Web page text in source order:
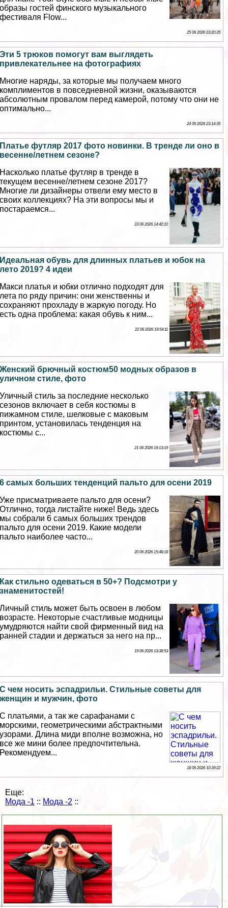
образы гостей финского музыкального
фестиваля Flow...
25 06 2026 23:20:35
Эти 5 трюков помогут вам выглядеть
привлекательнее на фотографиях
Многие наряды, за которые мы получаем много
комплиментов в повседневной жизни, оказываются
абсолютным провалом перед камерой, потому что они не
оптимально...
24 06 2026 23:14:35
Платье футляр 2017 фото новинки. В тренде ли оно в
весенне/летнем сезоне?
Насколько платье футляр в тренде в
текущем весенне/летнем сезоне 2017?
Многие ли дизайнеры отвели ему место в
своих коллекциях? На эти вопросы мы и
постараемся...
23 06 2026 14:42:10
Идеальная обувь для длинных платьев и юбок на
лето 2019? 4 идеи
Макси платья и юбки отлично подходят для
лета по ряду причин: они женственны и
сохраняют прохладу в жаркую погоду. Но
есть одна проблема: какая обувь к ним...
22 06 2026 19:54:11
Женский брючный костюм50 модных образов в
уличном стиле, фото
Уличный стиль за последние несколько
сезонов включает в себя костюмы в
пижамном стиле, шелковые с маковым
принтом, установилась тенденция на
костюмы с...
21 06 2026 19:13:19
6 самых больших тенденций пальто для осени 2019
Уже присматриваете пальто для осени?
Отлично, тогда листайте ниже! Ведь здесь
мы собрали 6 самых больших трендов
пальто для осени 2019. Какие модели
пальто наиболее часто...
20 06 2026 15:48:18
Как стильно одеваться в 50+? Подсмотри у
знаменитостей!
Личный стиль может быть освоен в любом
возрасте. Некоторые счастливые модницы
умудряются найти свой фирменный вид на
ранней стадии и держаться за него на пр...
19 06 2026 13:38:53
С чем носить эспадрильи. Стильные советы для
женщин и мужчин, фото
С платьями, а так же сарафанами с
морскими, геометрическими абстpaктными
узорами. Длина миди вполне возможна, но
все же мини более предпочтительна.
Рекомендуем...
18 06 2026 10:39:22
Еще:
Мода -1 :: Мода -2 ::